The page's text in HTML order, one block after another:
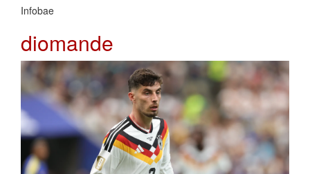
Infobae
diomande